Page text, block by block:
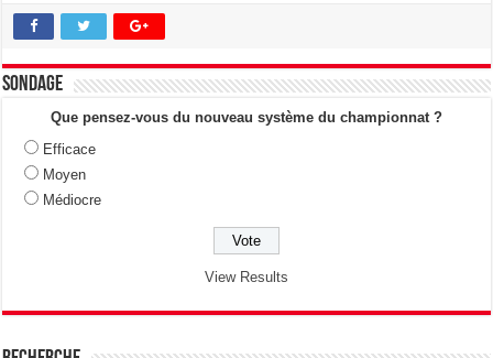
Sondage
Que pensez-vous du nouveau système du championnat ?
Efficace
Moyen
Médiocre
View Results